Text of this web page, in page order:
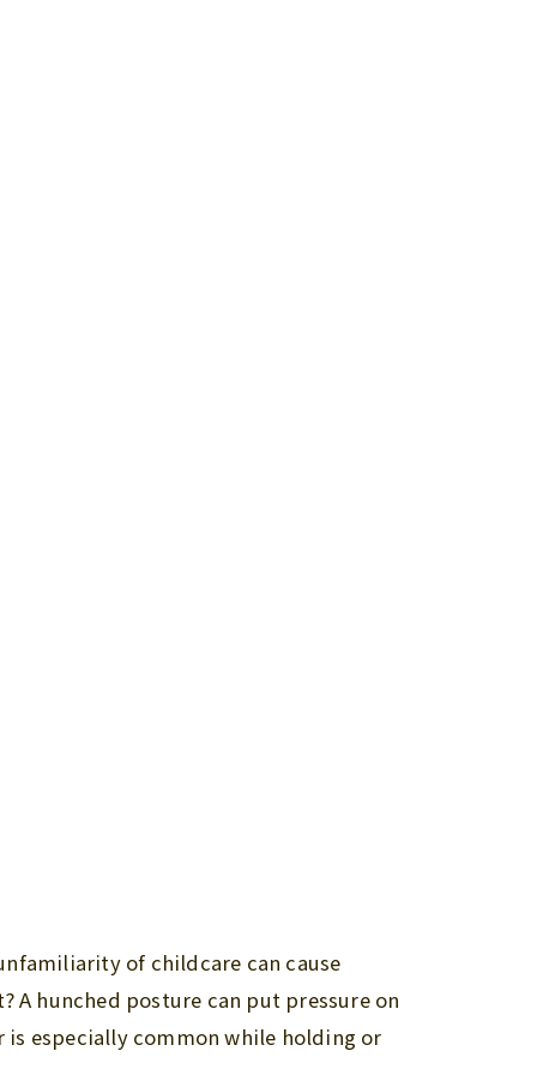
of childcare can cause
A hunched posture can put pressure on
especially common while holding or